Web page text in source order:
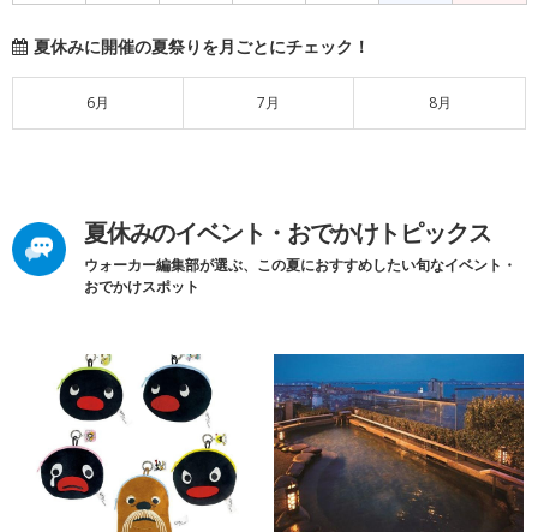
夏休みに開催の夏祭りを月ごとにチェック！
6月 7月 8月
夏休みのイベント・おでかけトピックス
ウォーカー編集部が選ぶ、この夏におすすめしたい旬なイベント・
おでかけスポット